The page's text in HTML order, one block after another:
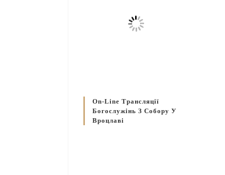
On-Line Трансляції
Богослужінь З Собору У
Вроцлаві